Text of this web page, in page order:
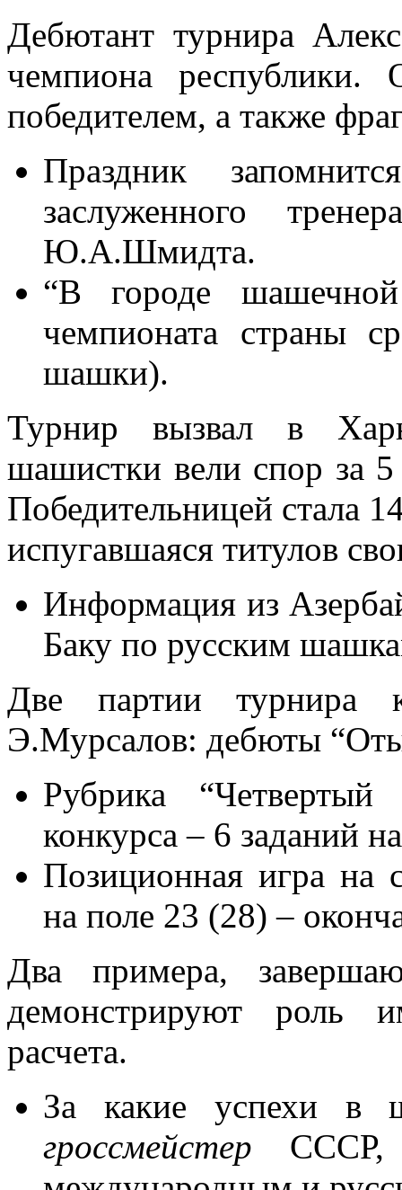
Дебютант турнира
чемпиона республики.
победителем, а также
Праздник
заслуженного
Ю.А.Шмидта.
“В городе
чемпионата страны
шашки).
Турнир вызвал в
шашистки вели спор за
Победительницей стала
испугавшаяся титулов
Информация из
Баку по русским
Две партии турнира
Э.Мурсалов: дебюты
Рубрика
конкурса – 6 заданий
Позиционная игра на
на поле 23 (28) –
Два примера,
демонстрируют роль
расчета.
За какие успехи в
гроссмейстер